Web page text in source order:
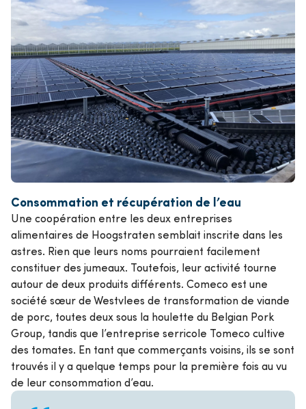
Consommation et récupération de l’eau
Une coopération entre les deux entreprises
alimentaires de Hoogstraten semblait inscrite dans les
astres. Rien que leurs noms pourraient facilement
constituer des jumeaux. Toutefois, leur activité tourne
autour de deux produits différents. Comeco est une
société sœur de Westvlees de transformation de viande
de porc, toutes deux sous la houlette du Belgian Pork
Group, tandis que l’entreprise serricole Tomeco cultive
des tomates. En tant que commerçants voisins, ils se sont
trouvés il y a quelque temps pour la première fois au vu
de leur consommation d’eau.